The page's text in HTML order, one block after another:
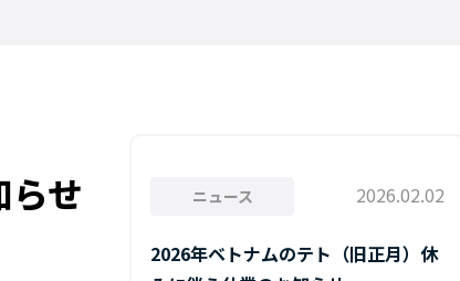
らせ ニュース 2026.02.02
2026年ベトナムのテト（旧正月）休